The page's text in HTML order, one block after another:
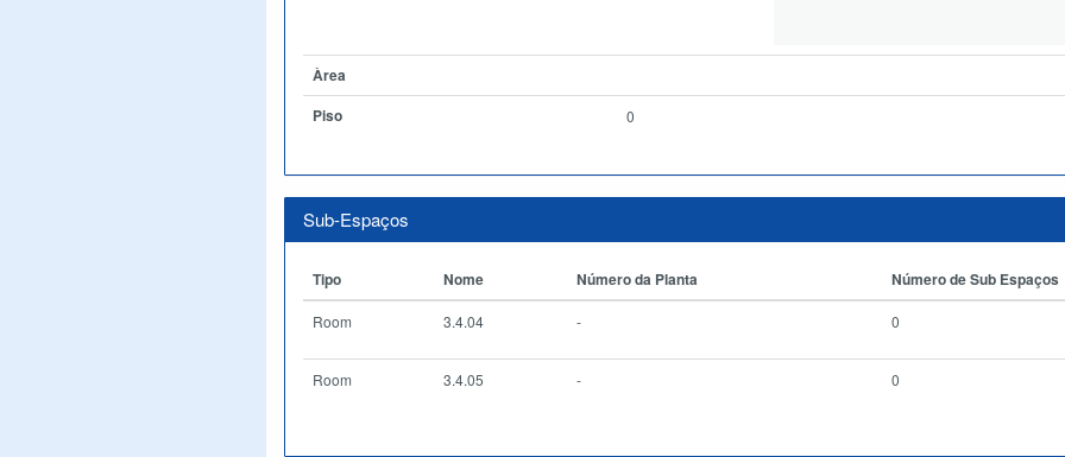
Àrea
Piso
0
Sub-Espaços
Tipo Nome Número da Planta Número de Sub Espaços
Room 3.4.04 - 0
Room 3.4.05 - 0